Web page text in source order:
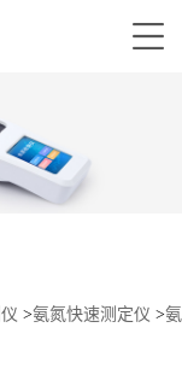
>氨氮快速测定仪 >氨